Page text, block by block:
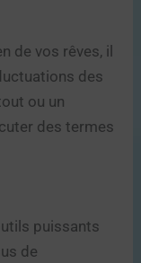
de vos rêves, il
des
ou un
des termes
puissants
de